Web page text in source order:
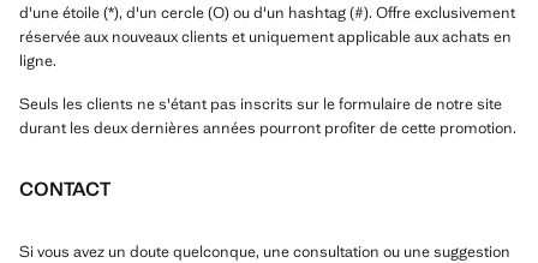
d'une étoile (*), d'un cercle (O) ou d'un hashtag (#). Offre exclusivement
réservée aux nouveaux clients et uniquement applicable aux achats en
ligne.
Seuls les clients ne s'étant pas inscrits sur le formulaire de notre site
durant les deux dernières années pourront profiter de cette promotion.
CONTACT
Si vous avez un doute quelconque, une consultation ou une suggestion